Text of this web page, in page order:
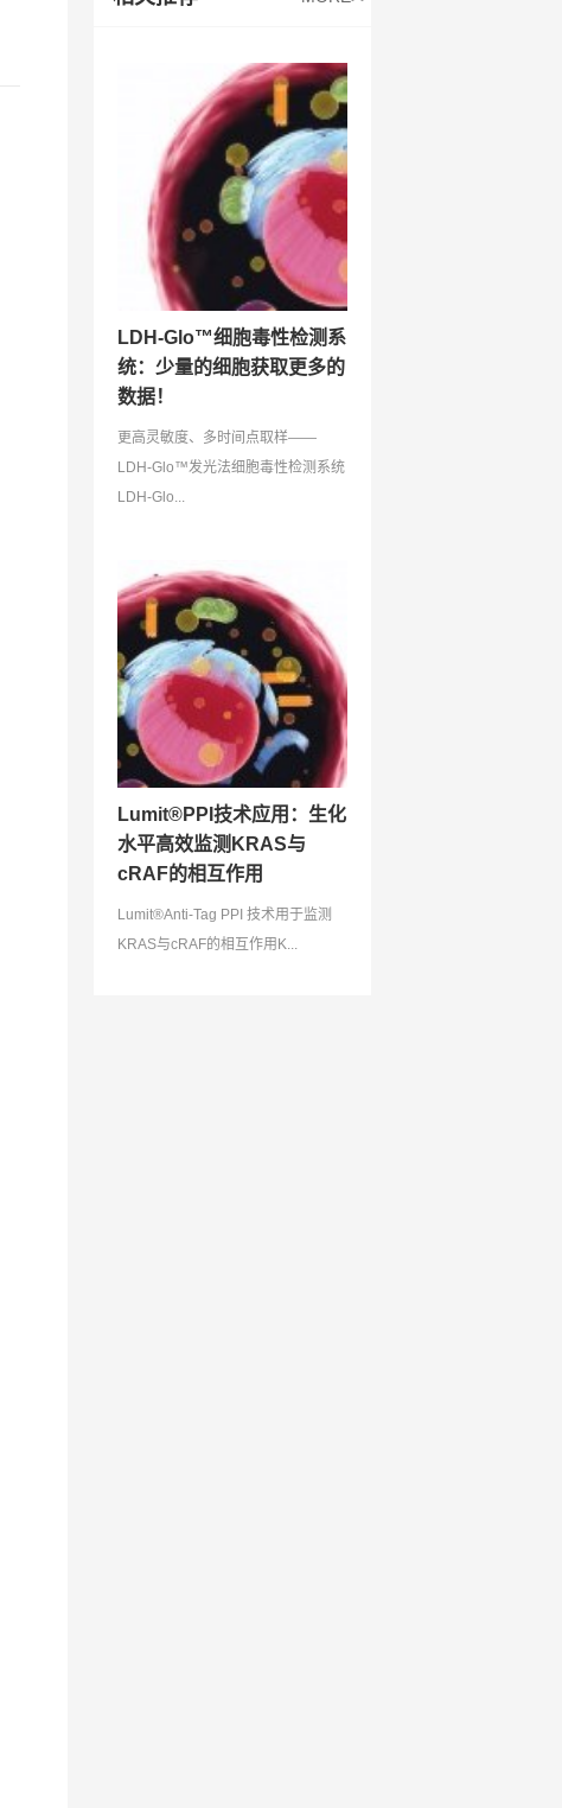
LDH-Glo™细胞毒性检测系
统：少量的细胞获取更多的
数据！
更高灵敏度、多时间点取样——
LDH-Glo™发光法细胞毒性检测系统
LDH-Glo...
Lumit®PPI技术应用：生化
水平高效监测KRAS与
cRAF的相互作用
Lumit®Anti-Tag PPI 技术用于监测
KRAS与cRAF的相互作用K...